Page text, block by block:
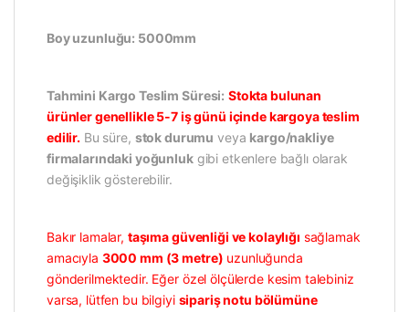
Boy uzunluğu: 5000mm
Tahmini Kargo Teslim Süresi: Stokta bulunan
ürünler genellikle 5-7 iş günü içinde kargoya teslim
edilir. Bu süre, stok durumu veya kargo/nakliye
firmalarındaki yoğunlukgibi etkenlere bağlı olarak
değişiklik gösterebilir.
Bakır lamalar, taşıma güvenliği ve kolaylığı sağlamak
amacıyla 3000 mm (3 metre) uzunluğunda
gönderilmektedir. Eğer özel ölçülerde kesim talebiniz
varsa, lütfen bu bilgiyi sipariş notu bölümüne